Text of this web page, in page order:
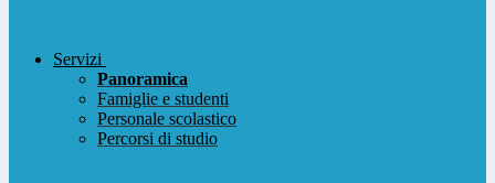
Servizi
Panoramica
Famiglie e studenti
Personale scolastico
Percorsi di studio